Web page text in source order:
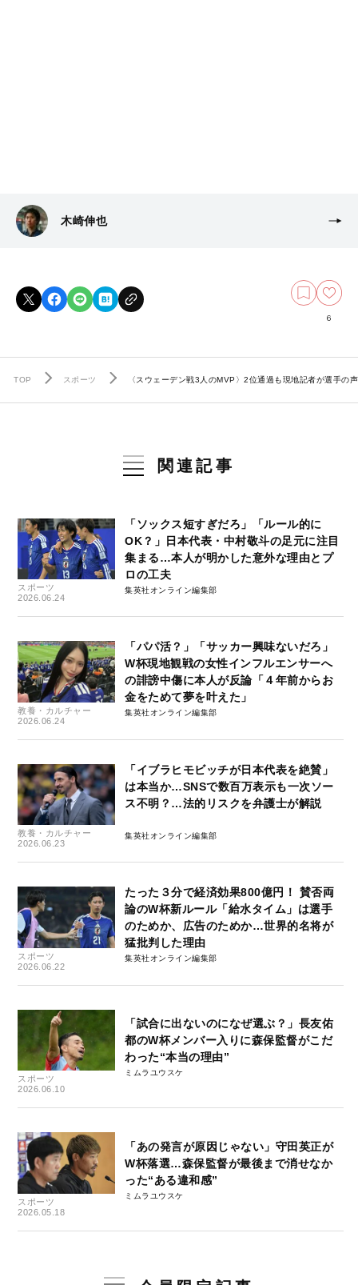
木崎伸也
6
TOP スポーツ 〈スウェーデン戦3人のMVP〉2位通過も現地記者が選手
関連記事
スポーツ
2026.06.24
「ソックス短すぎだろ」「ルール的に
OK？」日本代表・中村敬斗の足元に注目
集まる…本人が明かした意外な理由とプ
ロの工夫
集英社オンライン編集部
教養・カルチャー
2026.06.24
「パパ活？」「サッカー興味ないだろ」
W杯現地観戦の女性インフルエンサーへ
の誹謗中傷に本人が反論「４年前からお
金をためて夢を叶えた」
集英社オンライン編集部
教養・カルチャー
2026.06.23
「イブラヒモビッチが日本代表を絶賛」
は本当か…SNSで数百万表示も一次ソー
ス不明？…法的リスクを弁護士が解説
集英社オンライン編集部
スポーツ
2026.06.22
たった３分で経済効果800億円！ 賛否両
論のW杯新ルール「給水タイム」は選手
のためか、広告のためか…世界的名将が
猛批判した理由
集英社オンライン編集部
スポーツ
2026.06.10
「試合に出ないのになぜ選ぶ？」長友佑
都のW杯メンバー入りに森保監督がこだ
わった“本当の理由”
ミムラユウスケ
スポーツ
2026.05.18
「あの発言が原因じゃない」守田英正が
W杯落選…森保監督が最後まで消せなか
った“ある違和感”
ミムラユウスケ